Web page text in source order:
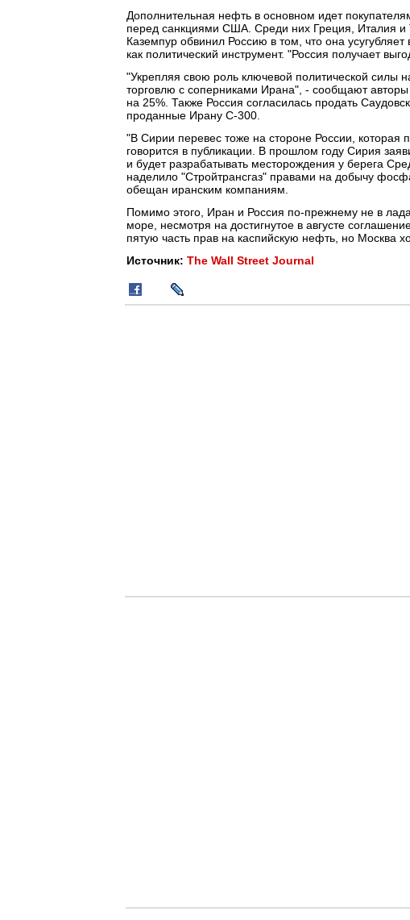
Дополнительная нефть в основном идет
перед санкциями США. Среди них Греция, Италия
Каземпур обвинил Россию в том, что она
как политический инструмент. "Россия получает
"Укрепляя свою роль ключевой политической силы
торговлю с соперниками Ирана", - сообщают
на 25%. Также Россия согласилась продать
проданные Ирану С-300.
"В Сирии перевес тоже на стороне России, которая
говорится в публикации. В прошлом году Сирия
и будет разрабатывать месторождения у берега
наделило "Стройтрансгаз" правами на добычу
обещан иранским компаниям.
Помимо этого, Иран и Россия по-прежнему не в
море, несмотря на достигнутое в августе
пятую часть прав на каспийскую нефть, но Москва
Источник: The Wall Street Journal